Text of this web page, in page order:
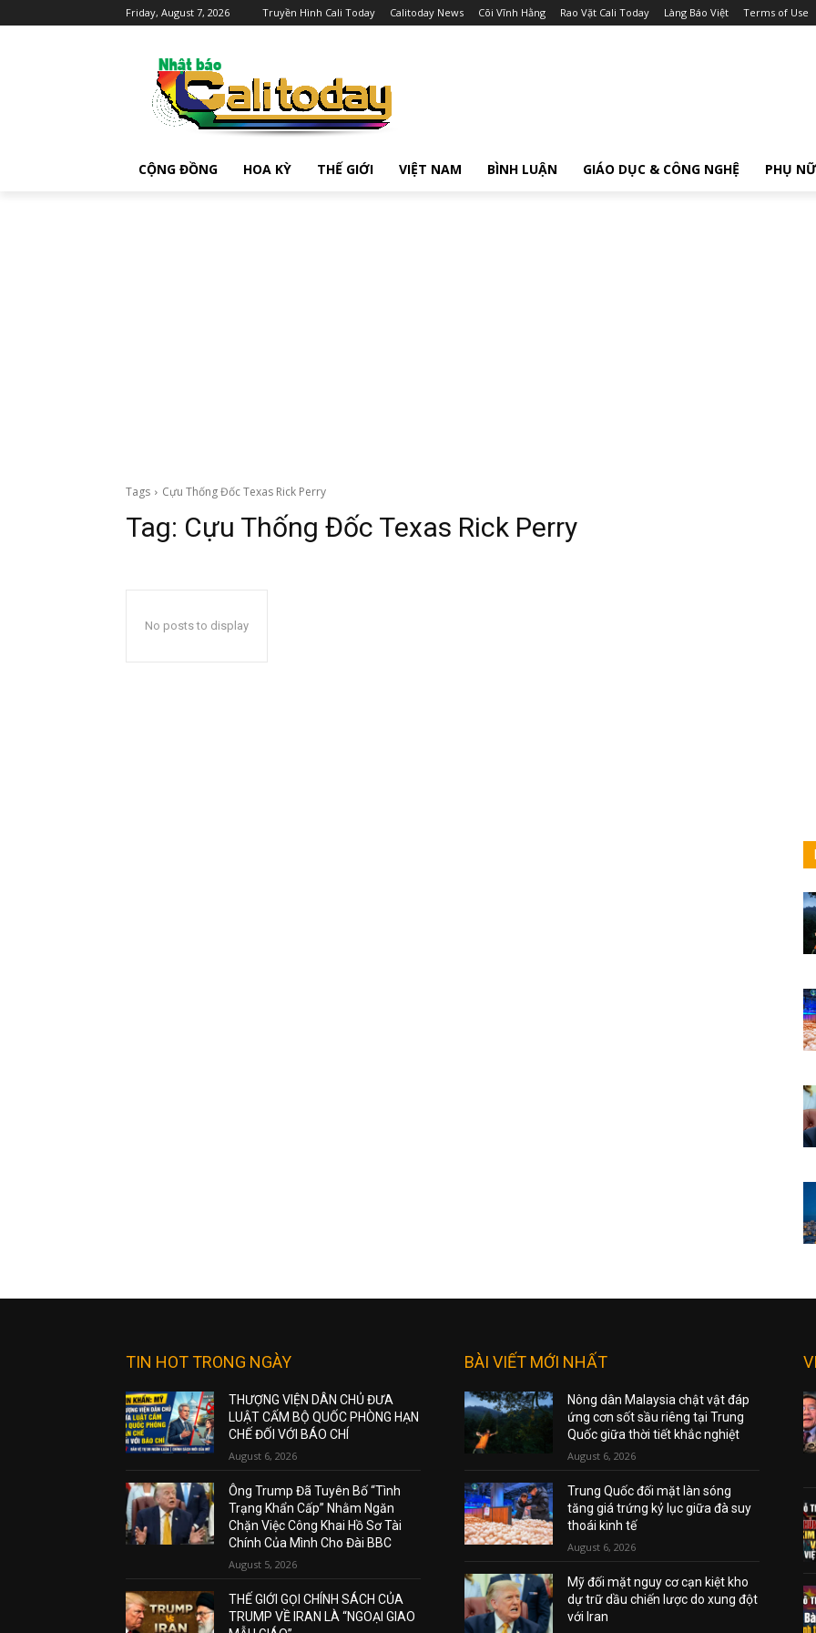
Friday, August 7, 2026 Truyền Hình Cali Today Calitoday News Cõi Vĩnh Hằng Rao Vặt Cali Today Làng Báo Việt Terms of Use
CỘNG ĐỒNG HOA KỲ THẾ GIỚI VIỆT NAM BÌNH LUẬN GIÁO DỤC & CÔNG NGHỆ PHỤ NỮ
Tags Cựu Thống Đốc Texas Rick Perry
Tag: Cựu Thống Đốc Texas Rick Perry
No posts to display
TIN HOT TRONG NGÀY
THƯỢNG VIỆN DÂN CHỦ ĐƯA
LUẬT CẤM BỘ QUỐC PHÒNG HẠN
CHẾ ĐỐI VỚI BÁO CHÍ
August 6, 2026
Ông Trump Đã Tuyên Bố “Tình
Trạng Khẩn Cấp” Nhằm Ngăn
Chặn Việc Công Khai Hồ Sơ Tài
Chính Của Mình Cho Đài BBC
August 5, 2026
THẾ GIỚI GỌI CHÍNH SÁCH CỦA
TRUMP VỀ IRAN LÀ “NGOẠI GIAO
BÀI VIẾT MỚI NHẤT
Nông dân Malaysia chật vật đáp
ứng cơn sốt sầu riêng tại Trung
Quốc giữa thời tiết khắc nghiệt
August 6, 2026
Trung Quốc đối mặt làn sóng
tăng giá trứng kỷ lục giữa đà suy
thoái kinh tế
August 6, 2026
Mỹ đối mặt nguy cơ cạn kiệt kho
dự trữ dầu chiến lược do xung đột
với Iran